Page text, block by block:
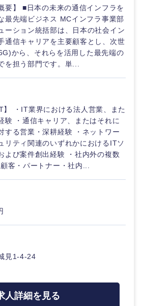
佐賀県
要】 ■日本の未来の通信インフラを
最先端ビジネス MCインフラ事業部
ーション統括部は、日本の社会イン
通信キャリアを主要顧客とし、次世
から、それらを活用した最先端の
を担う部門です。単...
・IT業界における法人営業、また
験 ・通信キャリア、またはそれに
する営業・深耕経験 ・ネットワー
リティ関連のいずれかにおけるITソ
よび案件創出経験 ・社内外の複数
客・パートナー・社内...
見1-4-24
人詳細を見る